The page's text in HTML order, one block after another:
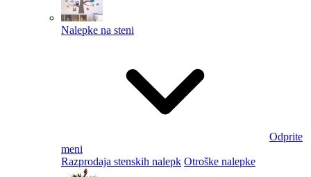
Nalepke na steni
Odprite
meni
Razprodaja stenskih nalepk Otroške nalepke